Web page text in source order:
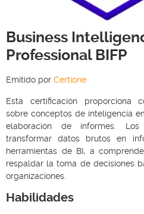
Business
Professional BIFP
Emitido por Certione
Esta certificación proporciona
sobre conceptos de inteligencia
elaboración de informes.
transformar datos brutos en
herramientas de BI, a
respaldar la toma de decisiones
organizaciones.
Habilidades